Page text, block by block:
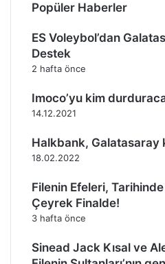
Popüler Haberler
ES Voleybol’dan
Destek
2 hafta önce
Imoco’yu kim
14.12.2021
Halkbank, Galatasaray
18.02.2022
Filenin Efeleri, Tarihinde
Çeyrek Finalde!
3 hafta önce
Sinead Jack Kısal ve